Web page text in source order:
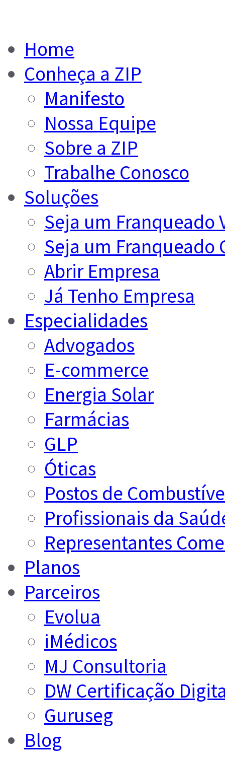
Home
Conheça a ZIP
Manifesto
Nossa Equipe
Sobre a ZIP
Trabalhe Conosco
Soluções
Seja um Franqueado
Seja um Franqueado
Abrir Empresa
Já Tenho Empresa
Especialidades
Advogados
E-commerce
Energia Solar
Farmácias
GLP
Óticas
Postos de
Profissionais da
Representantes
Planos
Parceiros
Evolua
iMédicos
MJ Consultoria
DW Certificação
Guruseg
Blog